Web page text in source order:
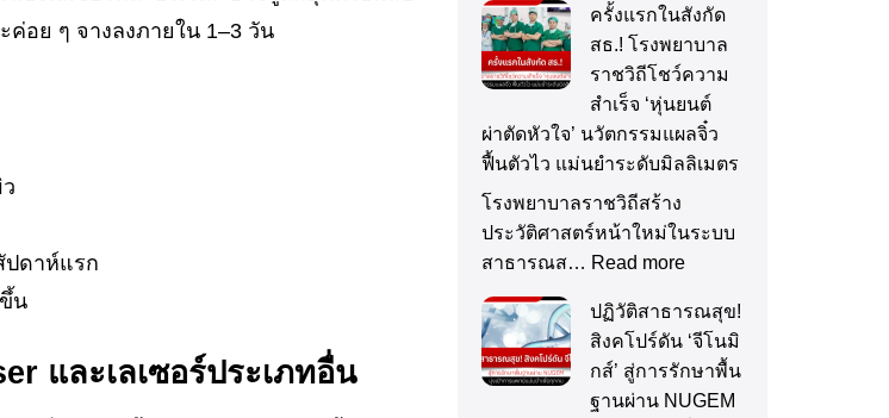
ค่อย ๆ จางลงภายใน 1–3 วัน
ดาห์แรก
น
และเลเซอร์ประเภทอื่น
ครั้งแรกในสังกัด
สธ.! โรงพยาบาล
ราชวิถีโชว์ความ
สำเร็จ ‘หุ่นยนต์
ผ่าตัดหัวใจ’ นวัตกรรมแผลจิ๋ว
ฟื้นตัวไว แม่นยำระดับมิลลิเมตร
โรงพยาบาลราชวิถีสร้าง
ประวัติศาสตร์หน้าใหม่ในระบบ
สาธารณส… Read more
ปฏิวัติสาธารณสุข!
สิงคโปร์ดัน ‘จีโนมิ
กส์’ สู่การรักษาพื้น
ฐานผ่าน NUGEM